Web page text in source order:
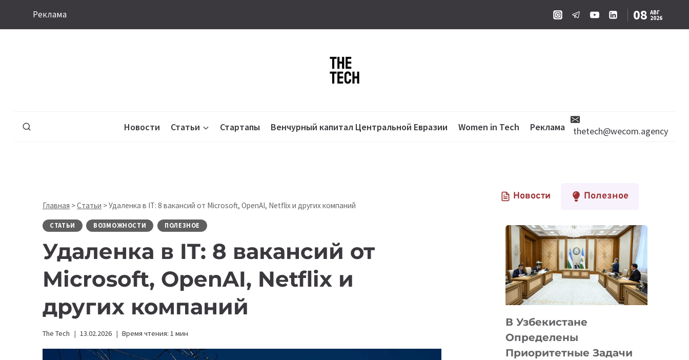
Реклама 08 АВГ
2026
Новости Статьи Стартапы Венчурный капитал Центральной Евразии Women in Tech Реклама thetech@wecom.agency
Главная >Статьи >Удаленка в IT: 8 вакансий от Microsoft, OpenAI, Netflix и других компаний
СТАТЬИ ВОЗМОЖНОСТИ ПОЛЕЗНОЕ
Удаленка в IT: 8 вакансий от
Microsoft, OpenAI, Netflix и
других компаний
The Tech 13.02.2026 Время чтения: 1 мин
Новости Полезное
В Узбекистане
Определены
Приоритетные Задачи